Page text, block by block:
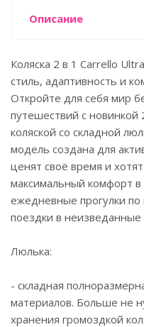
Описание
Коляска 2 в 1 Carrello
стиль, адаптивность и
Откройте для себя мир
путешествий с
коляской со складной
модель создана для
ценят своё время и
максимальный комфорт
ежедневные прогулки
поездки в неизведанные
Люлька:
- складная
материалов. Больше не
хранения громоздкой